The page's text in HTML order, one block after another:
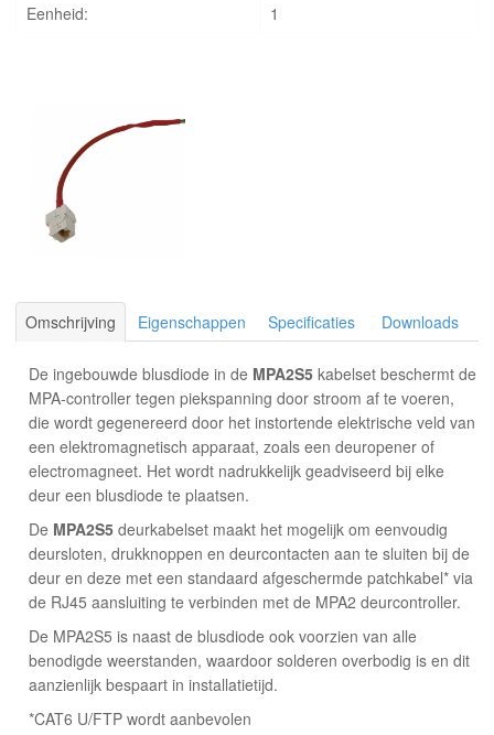
Eenheid:
1
Omschrijving Eigenschappen Specificaties Downloads
De ingebouwde blusdiode in de MPA2S5 kabelset beschermt de
MPA-controller tegen piekspanning door stroom af te voeren,
die wordt gegenereerd door het instortende elektrische veld van
een elektromagnetisch apparaat, zoals een deuropener of
electromagneet. Het wordt nadrukkelijk geadviseerd bij elke
deur een blusdiode te plaatsen.
De MPA2S5 deurkabelset maakt het mogelijk om eenvoudig
deursloten, drukknoppen en deurcontacten aan te sluiten bij de
deur en deze met een standaard afgeschermde patchkabel* via
de RJ45 aansluiting te verbinden met de MPA2 deurcontroller.
De MPA2S5 is naast de blusdiode ook voorzien van alle
benodigde weerstanden, waardoor solderen overbodig is en dit
aanzienlijk bespaart in installatietijd.
*CAT6 U/FTP wordt aanbevolen